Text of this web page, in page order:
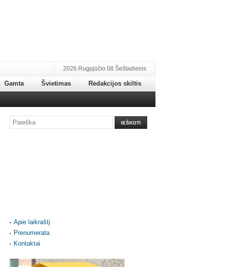
2026 Rugpjūčio 08 Šeštadienis
Gamta Švietimas Redakcijos skiltis
Apie laikraštį
Prenumerata
Kontaktai